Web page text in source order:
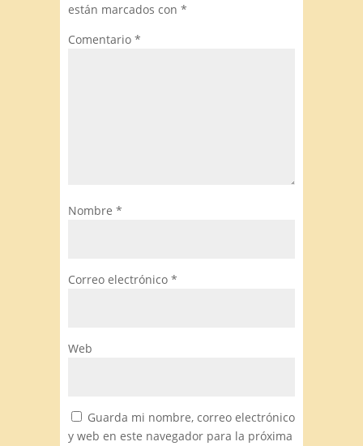
están marcados con *
Comentario *
Nombre *
Correo electrónico *
Web
Guarda mi nombre, correo electrónico
y web en este navegador para la próxima